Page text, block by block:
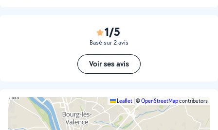
1/5
Basé sur 2 avis
Voir ses avis
Leaflet ©OpenStreetMapcontributors